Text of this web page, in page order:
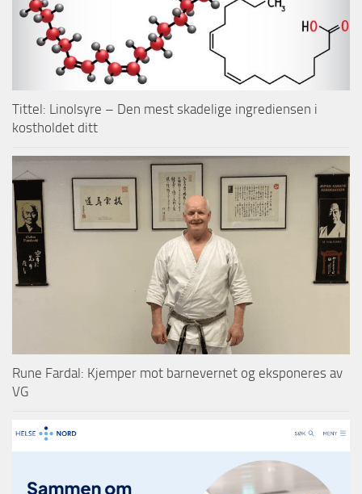
Tittel: Linolsyre – Den mest skadelige ingrediensen i
kostholdet ditt
Rune Fardal: Kjemper mot barnevernet og eksponeres av
VG